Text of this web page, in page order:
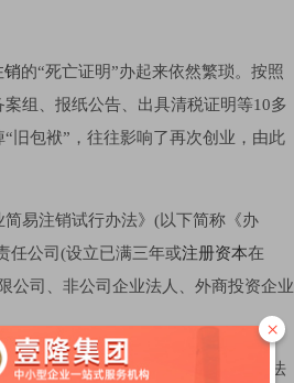
销的“死亡证明”办起来依然繁琐。按照
组、报纸公告、出具清税证明等10多
旧包袱”，往往影响了再次创业，由此
易注销试行办法》(以下简称《办
任公司(设立已满三年或注册资本在
公司、非公司企业法人、外商投资企业
的；被列入经营异常名录或严重违法
×